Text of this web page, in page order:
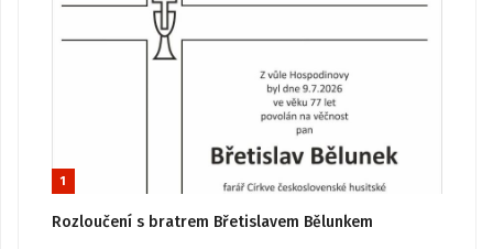
1
Rozloučení s bratrem Břetislavem Bělunkem